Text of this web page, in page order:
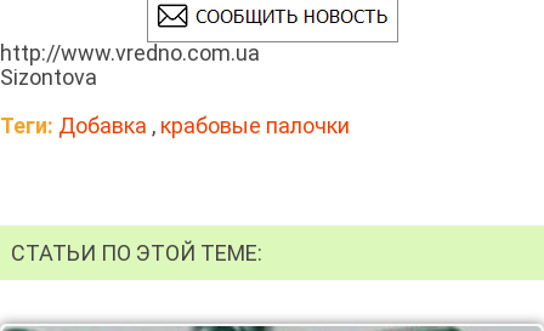
http://www.vredno.com.ua
Sizontova
Теги: Добавка , крабовые палочки
СТАТЬИ ПО ЭТОЙ ТЕМЕ: